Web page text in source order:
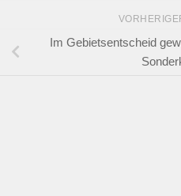
Im Gebietsentscheid